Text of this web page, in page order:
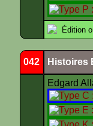
Édition
042 Histoires
Edgard